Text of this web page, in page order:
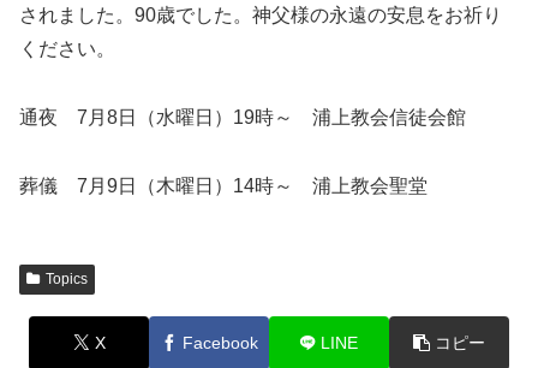
されました。90歳でした。神父様の永遠の安息をお祈り
ください。
通夜 7月8日（水曜日）19時～ 浦上教会信徒会館
葬儀 7月9日（木曜日）14時～ 浦上教会聖堂
Topics
X Facebook LINE コピー